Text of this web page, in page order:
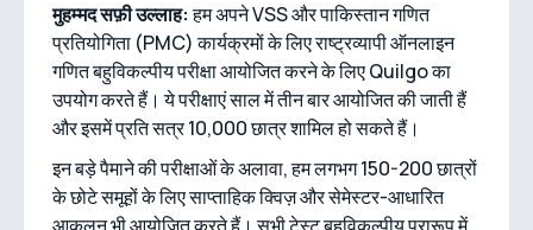
मुहम्मद सफ़ी उल्लाह:हम अपने VSS और पाकिस्तान गणित
प्रतियोगिता (PMC) कार्यक्रमों के लिए राष्ट्रव्यापी ऑनलाइन
गणित बहुविकल्पीय परीक्षा आयोजित करने के लिए Quilgo का
उपयोग करते हैं। ये परीक्षाएं साल में तीन बार आयोजित की जाती हैं
और इसमें प्रति सत्र 10,000 छात्र शामिल हो सकते हैं।
इन बड़े पैमाने की परीक्षाओं के अलावा, हम लगभग 150-200 छात्रों
के छोटे समूहों के लिए साप्ताहिक क्विज़ और सेमेस्टर-आधारित